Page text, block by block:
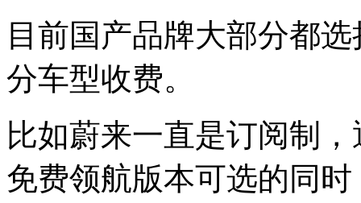
目前国产品牌大部分都
分车型收费。
比如蔚来一直是订阅制
免费领航版本可选的同